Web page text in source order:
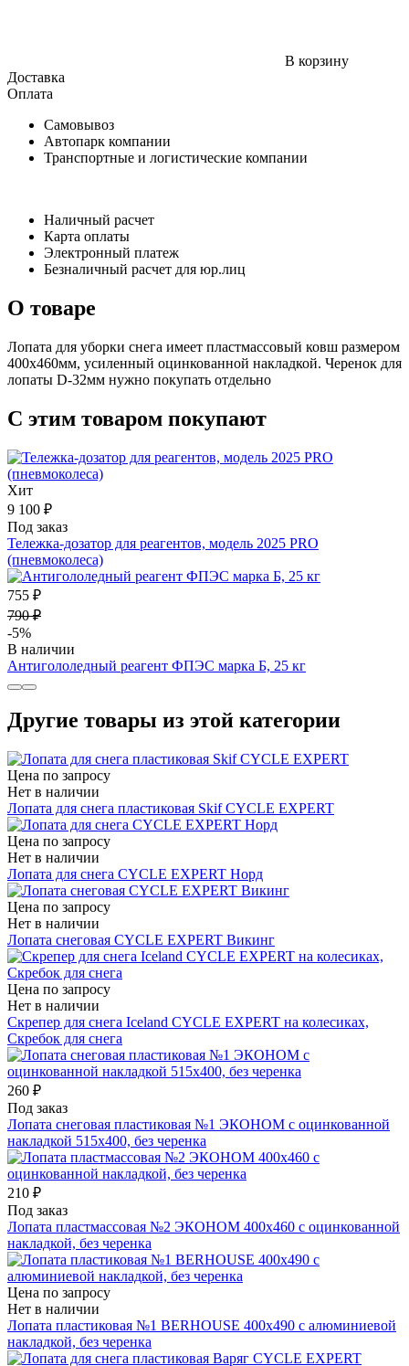
В корзину
Доставка
Оплата
Самовывоз
Автопарк компании
Транспортные и логистические компании
Наличный расчет
Карта оплаты
Электронный платеж
Безналичный расчет для юр.лиц
О товаре
Лопата для уборки снега имеет пластмассовый ковш размером
400х460мм, усиленный оцинкованной накладкой. Черенок для
лопаты D-32мм нужно покупать отдельно
С этим товаром покупают
Хит
9 100 ₽
Под заказ
Тележка-дозатор для реагентов, модель 2025 PRO
(пневмоколеса)
755 ₽
790 ₽
-5%
В наличии
Антигололедный реагент ФПЭС марка Б, 25 кг
Другие товары из этой категории
Цена по запросу
Нет в наличии
Лопата для снега пластиковая Skif СYCLE EXPERT
Цена по запросу
Нет в наличии
Лопата для снега СYCLE EXPERT Норд
Цена по запросу
Нет в наличии
Лопата снеговая СYCLE EXPERT Викинг
Цена по запросу
Нет в наличии
Скрепер для снега Iceland СYCLE EXPERT на колесиках,
Скребок для снега
260 ₽
Под заказ
Лопата снеговая пластиковая №1 ЭКОНОМ с оцинкованной
накладкой 515х400, без черенка
210 ₽
Под заказ
Лопата пластмассовая №2 ЭКОНОМ 400х460 с оцинкованной
накладкой, без черенка
Цена по запросу
Нет в наличии
Лопата пластиковая №1 BERHOUSE 400х490 с алюминиевой
накладкой, без черенка